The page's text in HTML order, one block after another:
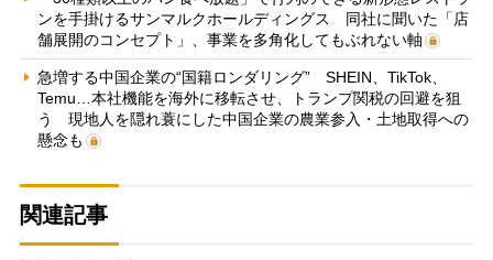
ンを手掛けるサンマルクホールディングス 同社に聞いた「店
舗展開のコンセプト」、事業を多角化してもぶれない軸
急増する中国企業の“国籍ロンダリング” SHEIN、TikTok、
Temu…本社機能を海外に移転させ、トランプ関税の回避を狙
う 現地人を隠れ蓑にした中国企業の農業参入・土地取得への
懸念も
関連記事